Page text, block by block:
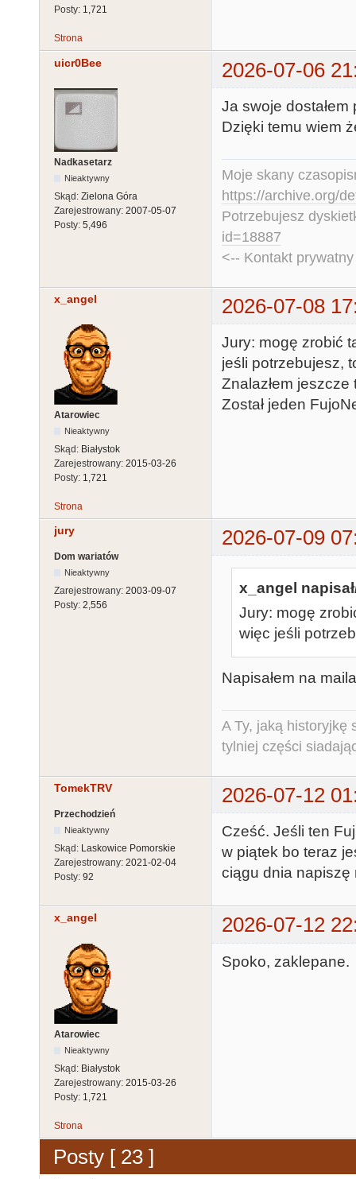
Posty: 1,721
Strona
uicr0Bee 2026-07-06
Nadkasetarz
Nieaktywny
Skąd: Zielona Góra
Zarejestrowany: 2007-05-07
Posty: 5,496
Ja swoje
Dzięki temu wiem
Moje skany
https://archive.org/
Potrzebujesz
id=18887
<-- Kontakt
x_angel 2026-07-08
Atarowiec
Nieaktywny
Skąd: Białystok
Zarejestrowany: 2015-03-26
Posty: 1,721
Jury: mogę zrobić
jeśli potrzebujesz,
Znalazłem jeszcze
Został jeden
Strona
jury 2026-07-09
Dom wariatów
Nieaktywny
Zarejestrowany: 2003-09-07
Posty: 2,556
x_angel
Jury: mogę
więc jeśli
Napisałem na
A Ty, jaką historyjkę
tylniej części
TomekTRV 2026-07-12
Przechodzień
Nieaktywny
Skąd: Laskowice Pomorskie
Zarejestrowany: 2021-02-04
Posty: 92
Cześć. Jeśli ten
w piątek bo teraz
ciągu dnia napiszę
x_angel 2026-07-12
Atarowiec
Nieaktywny
Skąd: Białystok
Zarejestrowany: 2015-03-26
Posty: 1,721
Spoko, zaklepane.
Strona
Posty [ 23 ]